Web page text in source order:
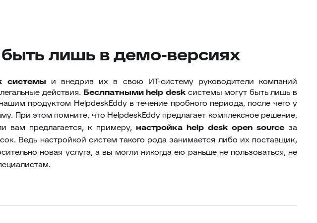
лишь в демо-версиях
системы и внедрив их в свою ИТ-систему руководители компаний
действия. Беслпатными help deskсистемы могут быть лишь в
продуктом HelpdeskEddy в течение пробного периода, после чего у
При этом помните, что HelpdeskEddy предлагает комплексное решение,
вам предлагается, к примеру, настройка help desk open sourceза
Ведь настройкой систем такого рода занимается либо их поставщик,
новая услуга, а вы могли никогда ею раньше не пользоваться, не